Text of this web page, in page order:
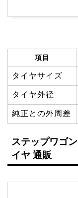
項目
タイヤサイズ
タイヤ外径
純正との外周差
ステップワゴ
イヤ 通販